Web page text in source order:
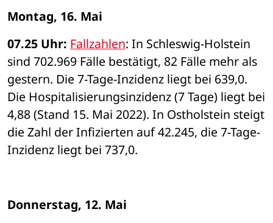
Montag, 16. Mai
07.25 Uhr: Fallzahlen: In Schleswig-Holstein
sind 702.969 Fälle bestätigt, 82 Fälle mehr als
gestern. Die 7-Tage-Inzidenz liegt bei 639,0.
Die Hospitalisierungsinzidenz (7 Tage) liegt bei
4,88 (Stand 15. Mai 2022). In Ostholstein steigt
die Zahl der Infizierten auf 42.245, die 7-Tage-
Inzidenz liegt bei 737,0.
Donnerstag, 12. Mai